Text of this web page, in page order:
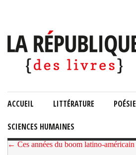
ACCUEIL LITTÉRATURE POÉSIE
SCIENCES HUMAINES
← Ces années du boom latino-américain